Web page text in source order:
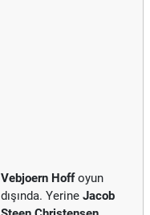
Vebjoern Hoffoyun
dışında. Yerine Jacob